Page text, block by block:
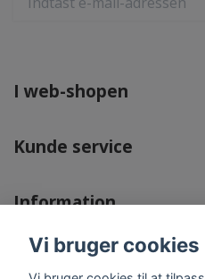
I web-shopen
Kunde service
Information
Sociale medier
Vi bruger cookies